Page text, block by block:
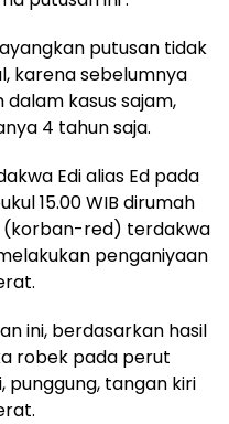
putusan tidak
karena sebelumnya
kasus sajam,
4 tahun saja.
Edi alias Ed pada
15.00 WIB dirumah
(korban-red) terdakwa
penganiyaan
ini, berdasarkan hasil
robek pada perut
punggung, tangan kiri